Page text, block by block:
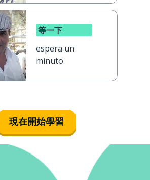
等一下
espera un
minuto
現在開始學習